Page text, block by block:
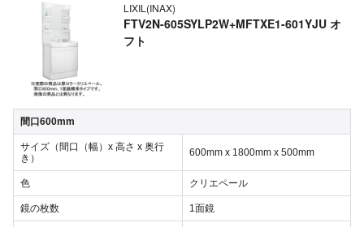
LIXIL(INAX)
FTV2N-605SYLP2W+MFTXE1-601YJU オ
フト
間口600mm
サイズ（間口（幅）x 高さ x 奥行
き）
600mm x 1800mm x 500mm
色 クリエペール
鏡の枚数 1面鏡